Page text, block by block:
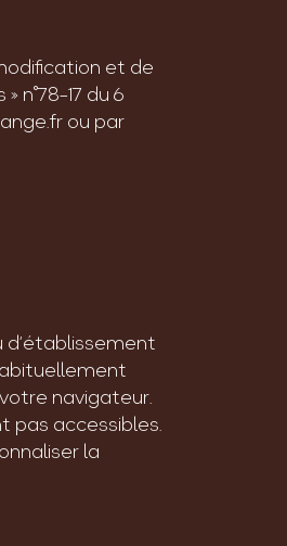
et de
17 du 6
ou par
navigateur.
pas accessibles.
la